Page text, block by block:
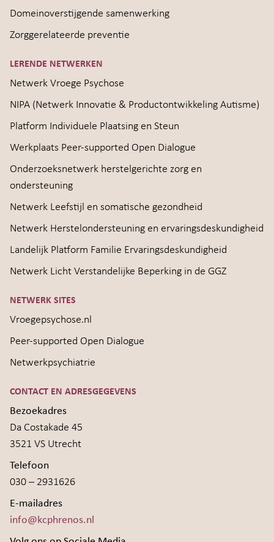
Domeinoverstijgende samenwerking
Zorggerelateerde preventie
LERENDE NETWERKEN
Netwerk Vroege Psychose
NIPA (Netwerk Innovatie & Productontwikkeling Autisme)
Platform Individuele Plaatsing en Steun
Werkplaats Peer-supported Open Dialogue
Onderzoeksnetwerk herstelgerichte zorg en
ondersteuning
Netwerk Leefstijl en somatische gezondheid
Netwerk Herstelondersteuning en ervaringsdeskundigheid
Landelijk Platform Familie Ervaringsdeskundigheid
Netwerk Licht Verstandelijke Beperking in de GGZ
NETWERK SITES
Vroegepsychose.nl
Peer-supported Open Dialogue
Netwerkpsychiatrie
CONTACT EN ADRESGEGEVENS
Bezoekadres
Da Costakade 45
3521 VS Utrecht
Telefoon
030 – 2931626
E-mailadres
info@kcphrenos.nl